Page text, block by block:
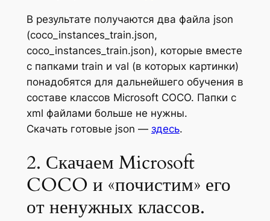
В результате получаются два файла json
(coco_instances_train.json,
coco_instances_train.json), которые вместе
c папками train и val (в которых картинки)
понадобятся для дальнейшего обучения в
составе классов Microsoft COCO. Папки с
xml файлами больше не нужны.
Скачать готовые json — здесь.
2. Скачаем Microsoft
COCO и «почистим» его
от ненужных классов.